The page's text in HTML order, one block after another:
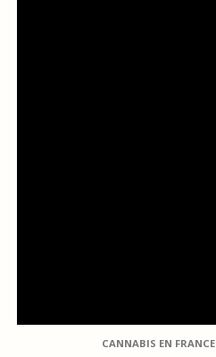
CANNABIS EN FRANCE